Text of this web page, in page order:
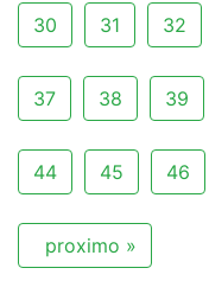
30 31 32
37 38 39
44 45 46
proximo »